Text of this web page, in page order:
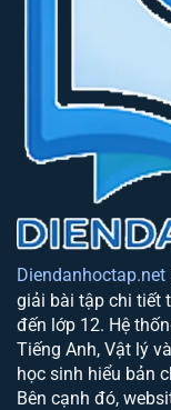
Diendanhoctap.net
giải bài tập chi tiết
đến lớp 12. Hệ
Tiếng Anh, Vật lý
học sinh hiểu bản
Bên cạnh đó,